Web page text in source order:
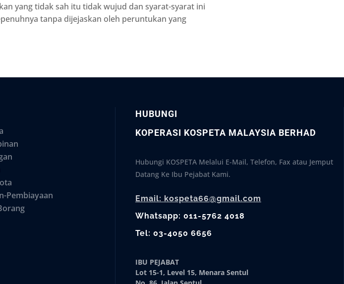
yang tidak sah itu tidak wujud dan syarat-syarat ini
tanpa dijejaskan oleh peruntukan yang
Pembiayaan
HUBUNGI
KOPERASI KOSPETA MALAYSIA BERHAD
Hubungi KOSPETA Melalui E-Mail, Telefon, Fax atau Jemput
Datang Ke Ibu Pejabat Kami.
Email: kospeta66@gmail.com
Whatsapp: 011-5762 4018
Tel: 03-4050 6656
IBU PEJABAT
Lot 15-1, Level 15, Menara Sentul